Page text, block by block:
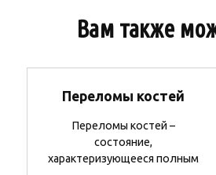
Вам также
Переломы костей
Переломы костей –
состояние,
характеризующееся полным